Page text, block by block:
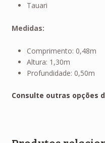
Tauari
Medidas:
Comprimento: 0,48m
Altura: 1,30m
Profundidade: 0,50m
Consulte outras opções